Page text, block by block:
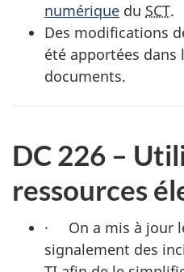
numérique du SCT.
Des modifications
été apportées dans
documents.
DC 226 –
ressources
· On a mis à jour
signalement des